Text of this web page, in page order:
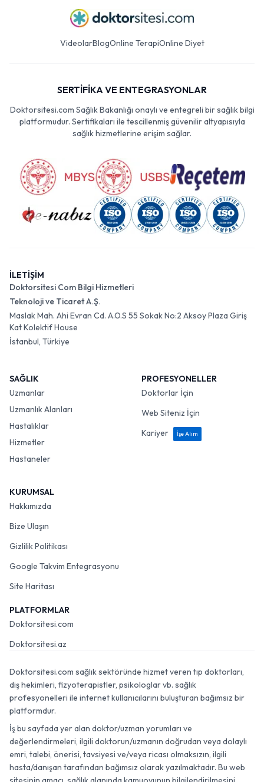
VideolarBlogOnline TerapiOnline Diyet
SERTİFİKA VE ENTEGRASYONLAR
Doktorsitesi.com Sağlık Bakanlığı onaylı ve entegreli bir sağlık bilgi
platformudur. Sertifikaları ile tescillenmiş güvenilir altyapısıyla
sağlık hizmetlerine erişim sağlar.
İLETİŞİM
Doktorsitesi Com Bilgi Hizmetleri
Teknoloji ve Ticaret A.Ş.
Maslak Mah. Ahi Evran Cd. A.O.S 55 Sokak No:2 Aksoy Plaza Giriş
Kat Kolektif House
İstanbul, Türkiye
SAĞLIK
Uzmanlar
Uzmanlık Alanları
Hastalıklar
Hizmetler
Hastaneler
PROFESYONELLER
Doktorlar İçin
Web Siteniz İçin
Kariyer
İşe Alım
KURUMSAL
Hakkımızda
Bize Ulaşın
Gizlilik Politikası
Google Takvim Entegrasyonu
Site Haritası
PLATFORMLAR
Doktorsitesi.com
Doktorsitesi.az
Doktorsitesi.com sağlık sektöründe hizmet veren tıp doktorları,
diş hekimleri, fizyoterapistler, psikologlar vb. sağlık
profesyonelleri ile internet kullanıcılarını buluşturan bağımsız bir
platformdur.
İş bu sayfada yer alan doktor/uzman yorumları ve
değerlendirmeleri, ilgili doktorun/uzmanın doğrudan veya dolaylı
emri, talebi, önerisi, tavsiyesi ve/veya ricası olmaksızın, ilgili
hasta/danışan tarafından bağımsız olarak yazılmaktadır. Bu web